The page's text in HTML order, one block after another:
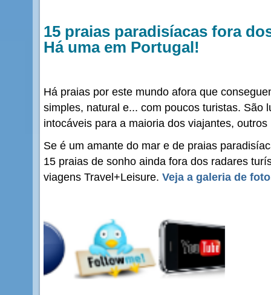
15 praias paradisíacas fora
Há uma em Portugal!
Há praias por este mundo afora que
simples, natural e... com poucos turistas. São
intocáveis para a maioria dos viajantes,
Se é um amante do mar e de praias
15 praias de sonho ainda fora dos radares
viagens Travel+Leisure. Veja a galeria de